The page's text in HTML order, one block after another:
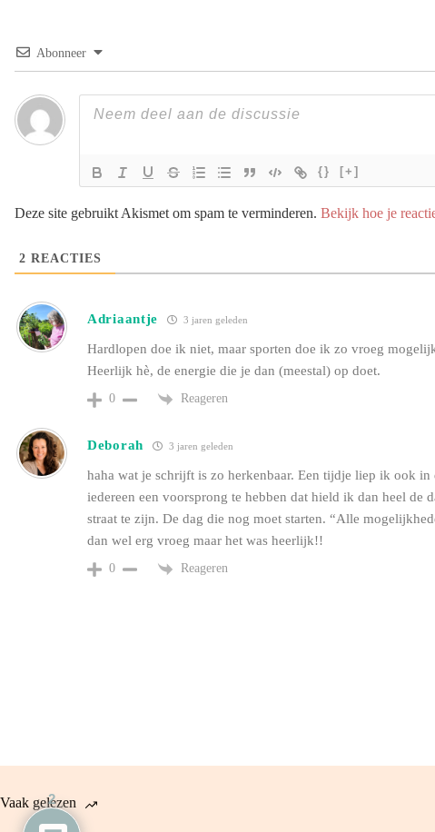
Abonneer
{} [+]
Deze site gebruikt Akismet om spam te verminderen. Bekijk hoe je
2 REACTIES
Adriaantje 3 jaren geleden
Hardlopen doe ik niet, maar sporten doe ik zo vroeg
Heerlijk hè, de energie die je dan (meestal) op doet.
0 Reageren
Deborah 3 jaren geleden
haha wat je schrijft is zo herkenbaar. Een tijdje liep ik ook
iedereen een voorsprong te hebben dat hield ik dan heel de
straat te zijn. De dag die nog moet starten. “Alle
dan wel erg vroeg maar het was heerlijk!!
0 Reageren
Vaak gelezen
2